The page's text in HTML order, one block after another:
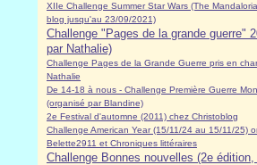
XIIe Challenge Summer Star Wars (The
blog jusqu'au 23/09/2021)
Challenge "Pages de la grande guerre"
par Nathalie)
Challenge Pages de la Grande Guerre pris en
Nathalie
De 14-18 à nous - Challenge Première Guerre
(organisé par Blandine)
2e Festival d'automne (2011) chez Christoblog
Challenge American Year (15/11/24 au 15/11/25)
Belette2911 et Chroniques littéraires
Challenge Bonnes nouvelles (2e